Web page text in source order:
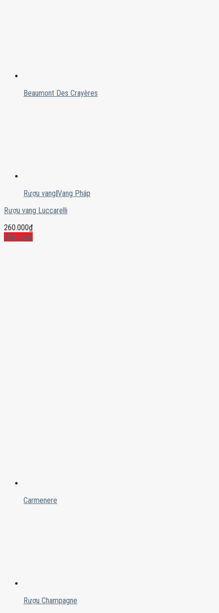
Beaumont Des Crayères
Rượu vang|Vang Pháp
Rượu vang Luccarelli
260.000₫
Mua ngay
Carmenere
Rượu Champagne